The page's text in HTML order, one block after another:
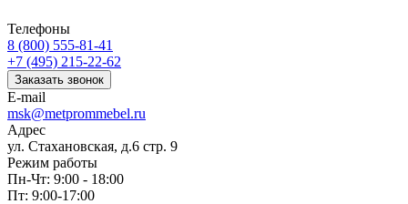
Телефоны
8 (800) 555-81-41
+7 (495) 215-22-62
Заказать звонок
E-mail
msk@metprommebel.ru
Адрес
ул. Стахановская, д.6 стр. 9
Режим работы
Пн-Чт: 9:00 - 18:00
Пт: 9:00-17:00